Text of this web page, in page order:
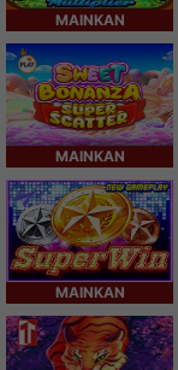
MAINKAN
MAINKAN
MAINKAN